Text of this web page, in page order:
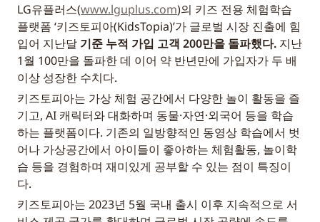
LG유플러스(www.lguplus.com)의 키즈 전용 체험학습
플랫폼 ‘키즈토피아(KidsTopia)’가 글로벌 시장 진출에 힘
입어 지난달 기준 누적 가입 고객 200만을 돌파했다. 지난
1월 100만을 돌파한 데 이어 약 반년만에 가입자가 두 배
이상 성장한 수치다.
키즈토피아는 가상 체험 공간에서 다양한 놀이 활동을 즐
기고, AI 캐릭터와 대화하며 동물·자연·외국어 등을 학습
하는 플랫폼이다. 기존의 일방향적인 동영상 학습에서 벗
어나 가상공간에서 아이들이 좋아하는 체험활동, 놀이학
습 등을 경험하며 재미있게 공부할 수 있는 점이 특징이
다.
키즈토피아는 2023년 5월 국내 출시 이후 지속적으로 서